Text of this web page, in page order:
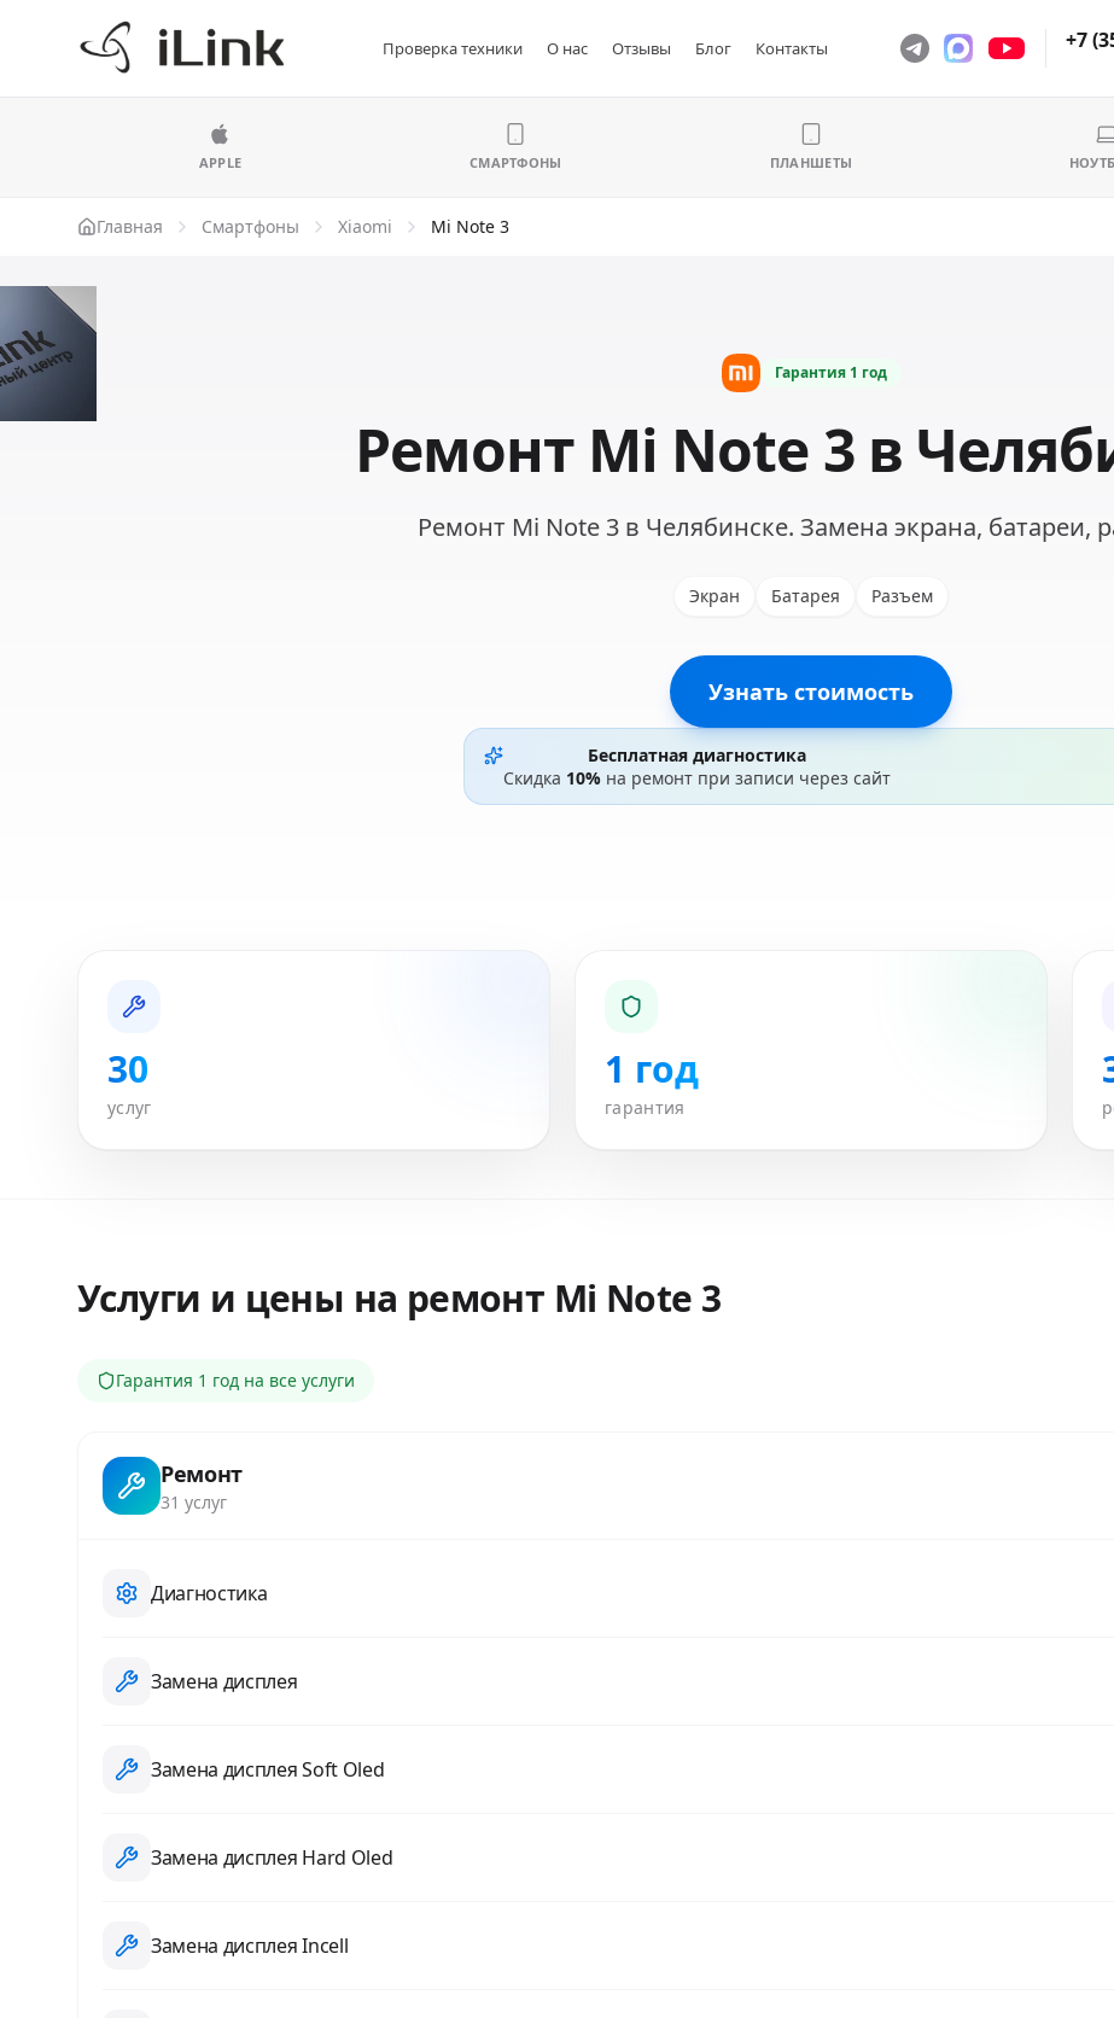
Проверка техники О нас Отзывы Блог Контакты +7
APPLE СМАРТФОНЫ ПЛАНШЕТЫ
Главная Смартфоны Xiaomi Mi Note 3
Гарантия 1 год
Ремонт Mi Note 3 в
Ремонт Mi Note 3 в Челябинске. Замена экрана, батареи,
Экран Батарея Разъем
Узнать стоимость
Бесплатная диагностика
Скидка 10% на ремонт при записи через сайт
30
услуг
1 год
гарантия
Услуги и цены на ремонт Mi Note 3
Гарантия 1 год на все услуги
Ремонт
31 услуг
Диагностика
Замена дисплея
Замена дисплея Soft Oled
Замена дисплея Hard Oled
Замена дисплея Incell